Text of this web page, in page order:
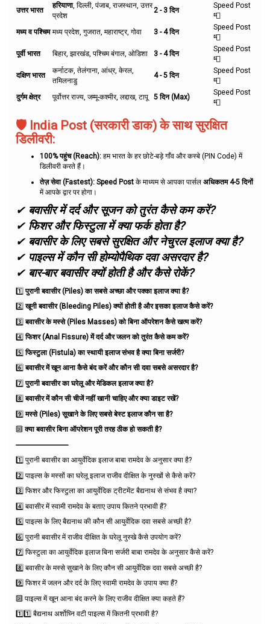
उत्तर भारत
हरियाणा, दिल्ली, पंजाब, राजस्थान, उत्तर
प्रदेश
2 - 3 दिन
Speed Post
📮
मध्य व पश्चिम मध्य प्रदेश, गुजरात, महाराष्ट्र, गोवा 3 - 4 दिन
Speed Post
📮
पूर्वी भारत
बिहार, झारखंड, पश्चिम बंगाल, ओडिशा 3 - 4 दिन
Speed Post
📮
दक्षिण भारत
कर्नाटक, तेलंगाना, आंध्र, केरल,
तमिलनाडु
4 - 5 दिन
Speed Post
📮
दुर्गम क्षेत्र
पूर्वोत्तर राज्य, जम्मू-कश्मीर, लद्दाख, टापू 5 दिन (Max)
Speed Post
📮
🛡️ India Post (सरकारी डाक) के साथ सुरक्षित
डिलीवरी:
100% पहुंच (Reach): हम भारत के हर छोटे-बड़े गाँव और कस्बे (PIN Code) में
डिलीवरी करते हैं।
तेज़ सेवा (Fastest): Speed Post के माध्यम से आपका पार्सल अधिकतम 4-5 दिनों
में आपके द्वार पर होगा।
✔ बवासीर में दर्द और सूजन को तुरंत कैसे कम करें?
✔ फिशर और फिस्टुला में क्या फर्क होता है?
✔ बवासीर के लिए सबसे सुरक्षित और नेचुरल इलाज क्या है?
✔ पाइल्स में कौन सी होम्योपैथिक दवा असरदार है?
✔ बार-बार बवासीर क्यों होती है और कैसे रोकें?
1️⃣पुरानी बवासीर (Piles) का सबसे अच्छा और पक्का इलाज क्या है?
2️⃣खूनी बवासीर (Bleeding Piles) क्यों होती है और इसका इलाज कैसे करें?
3️⃣बवासीर के मस्से (Piles Masses) को बिना ऑपरेशन कैसे खत्म करें?
4️⃣फिशर (Anal Fissure) में दर्द और जलन को तुरंत कैसे कम करें?
5️⃣फिस्टुला (Fistula) का स्थायी इलाज संभव है क्या बिना सर्जरी?
6️⃣बवासीर में खून आना कैसे बंद करें और कौन सी दवा सबसे असरदार है?
7️⃣पुरानी बवासीर का घरेलू और मेडिकल इलाज क्या है?
8️⃣बवासीर में कौन सी चीजें नहीं खानी चाहिए और क्या डाइट रखें?
9️⃣मस्से (Piles) सूखाने के लिए सबसे बेस्ट इलाज कौन सा है?
🔟क्या बवासीर बिना ऑपरेशन पूरी तरह ठीक हो सकती है?
-----------------------------
1️⃣ पुरानी बवासीर का आयुर्वेदिक इलाज बाबा रामदेव के अनुसार क्या है?
2️⃣ पाइल्स के मस्सों का घरेलू इलाज राजीव दीक्षित के नुस्खों से कैसे करें?
3️⃣ फिशर और फिस्टुला का आयुर्वेदिक ट्रीटमेंट बैद्यनाथ से संभव है क्या?
4️⃣ बवासीर में स्वामी रामदेव के बताए उपाय कितने प्रभावी हैं?
5️⃣ पाइल्स के लिए बैद्यनाथ की कौन सी आयुर्वेदिक दवा सबसे अच्छी है?
6️⃣ पुरानी बवासीर में राजीव दीक्षित के घरेलू नुस्खे कैसे उपयोग करें?
7️⃣ फिस्टुला का आयुर्वेदिक इलाज बिना सर्जरी बाबा रामदेव के अनुसार कैसे करें?
8️⃣ बवासीर के मस्से सुखाने के लिए कौन सी आयुर्वेदिक दवा सबसे अच्छी है?
9️⃣ फिशर में जलन और दर्द के लिए स्वामी रामदेव के उपाय क्या हैं?
🔟 पाइल्स में खून आना बंद करने के लिए राजीव दीक्षित क्या कहते हैं?
1️⃣1️⃣ बैद्यनाथ अर्शोघ्नि वटी पाइल्स में कितनी प्रभावी है?